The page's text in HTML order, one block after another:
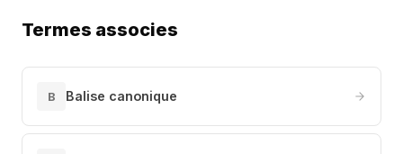
Termes associes
B Balise canonique